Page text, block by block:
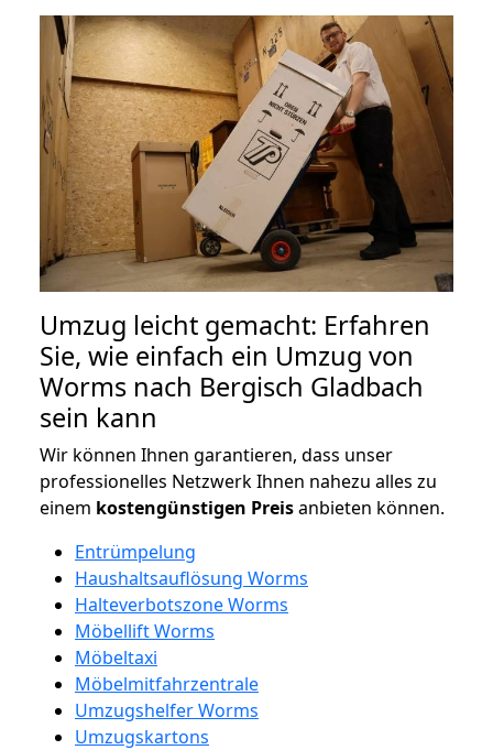
Umzug leicht gemacht: Erfahren
Sie, wie einfach ein Umzug von
Worms nach Bergisch Gladbach
sein kann
Wir können Ihnen garantieren, dass unser
professionelles Netzwerk Ihnen nahezu alles zu
einem kostengünstigen Preisanbieten können.
Entrümpelung
Haushaltsauflösung Worms
Halteverbotszone Worms
Möbellift Worms
Möbeltaxi
Möbelmitfahrzentrale
Umzugshelfer Worms
Umzugskartons